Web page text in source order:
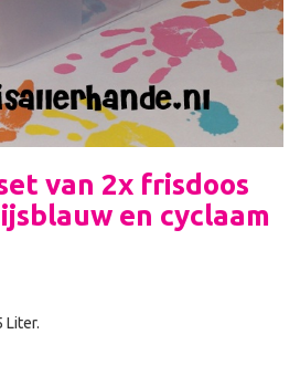
van 2x frisdoos
en cyclaam
Liter.